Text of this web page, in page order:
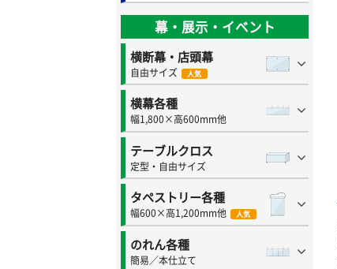
幕・展示・イベント
横断幕・店頭幕
自由サイズ 人気
横幕各種
幅1,800×高600mm他
テーブルクロス
定型・自由サイズ
タペストリー各種
幅600×高1,200mm他 人気
のれん各種
簡易／本仕立て